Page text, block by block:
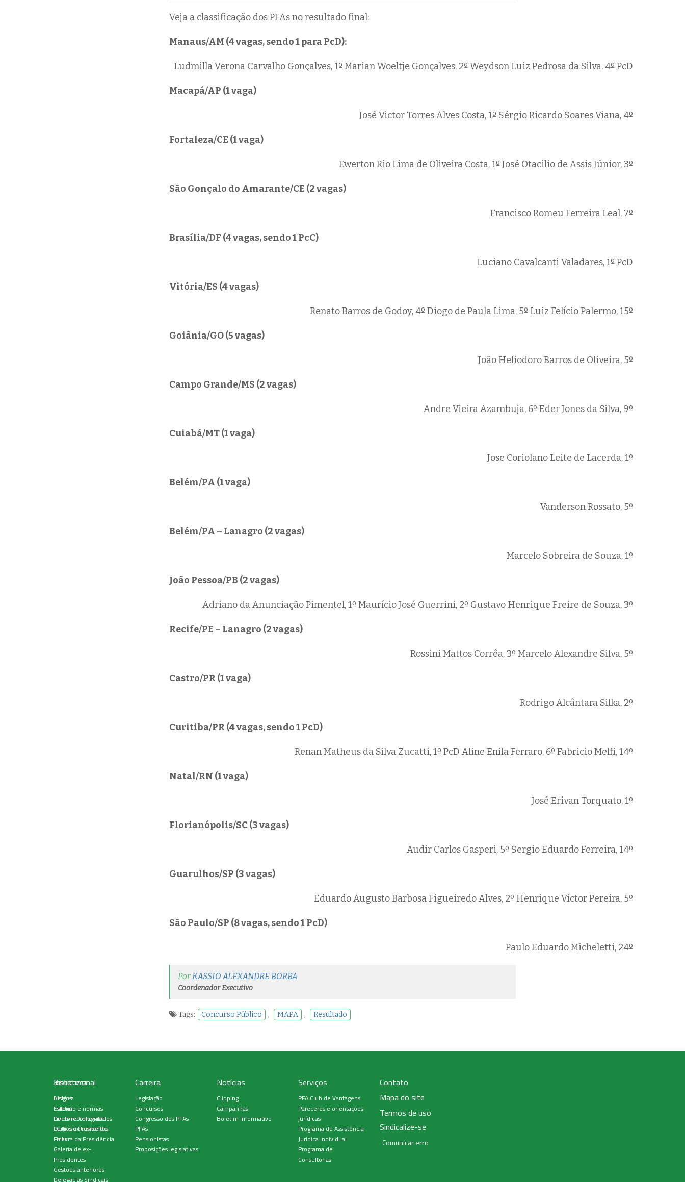
Veja a classificação dos PFAs no resultado final:
Manaus/AM (4 vagas, sendo 1 para PcD):
Ludmilla Verona Carvalho Gonçalves, 1ºMarian Woeltje Gonçalves, 2ºWeydson Luiz Pedrosa da Silva, 4º PcD
Macapá/AP (1 vaga)
José Victor Torres Alves Costa, 1º Sérgio Ricardo Soares Viana, 4º
Fortaleza/CE (1 vaga)
Ewerton Rio Lima de Oliveira Costa, 1ºJosé Otacilio de Assis Júnior, 3º
São Gonçalo do Amarante/CE (2 vagas)
Francisco Romeu Ferreira Leal, 7º
Brasília/DF (4 vagas, sendo 1 PcC)
Luciano Cavalcanti Valadares, 1º PcD
Vitória/ES (4 vagas)
Renato Barros de Godoy, 4ºDiogo de Paula Lima, 5º Luiz Felício Palermo, 15º
Goiânia/GO (5 vagas)
João Heliodoro Barros de Oliveira, 5º
Campo Grande/MS (2 vagas)
Andre Vieira Azambuja, 6ºEder Jones da Silva, 9º
Cuiabá/MT (1 vaga)
Jose Coriolano Leite de Lacerda, 1º
Belém/PA (1 vaga)
Vanderson Rossato, 5º
Belém/PA – Lanagro (2 vagas)
Marcelo Sobreira de Souza, 1º
João Pessoa/PB (2 vagas)
Adriano da Anunciação Pimentel, 1ºMaurício José Guerrini, 2º Gustavo Henrique Freire de Souza, 3º
Recife/PE – Lanagro (2 vagas)
Rossini Mattos Corrêa, 3ºMarcelo Alexandre Silva, 5º
Castro/PR (1 vaga)
Rodrigo Alcântara Silka, 2º
Curitiba/PR (4 vagas, sendo 1 PcD)
Renan Matheus da Silva Zucatti, 1º PcD Aline Enila Ferraro, 6ºFabricio Melfi, 14º
Natal/RN (1 vaga)
José Erivan Torquato, 1º
Florianópolis/SC (3 vagas)
Audir Carlos Gasperi, 5º Sergio Eduardo Ferreira, 14º
Guarulhos/SP (3 vagas)
Eduardo Augusto Barbosa Figueiredo Alves, 2º Henrique Victor Pereira, 5º
São Paulo/SP (8 vagas, sendo 1 PcD)
Paulo Eduardo Micheletti, 24º
PorKASSIO ALEXANDRE BORBA
Coordenador Executivo
Tags: Concurso Público , MAPA , Resultado
Institucional
História
Estatuto e normas
Diretoria Colegiada
Perfil do Presidente
Palavra da Presidência
Galeria de ex-
Presidentes
Gestões anteriores
Delegacias Sindicais
Carreira
Legislação
Concursos
Congresso dos PFAs
PFAs
Pensionistas
Proposições legislativas
Notícias
Clipping
Campanhas
Boletim Informativo
Biblioteca
Artigos
Galeria
Livros recomendados
Outros documentos
Links
Serviços
PFA Club de Vantagens
Pareceres e orientações
jurídicas
Programa de Assistência
Jurídica Individual
Programa de
Consultorias
Sindicalize-se
Mapa do site
Termos de uso
Contato
Comunicar erro